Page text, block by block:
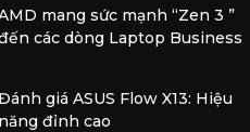
mang sức mạnh “Zen 3 ”
các dòng Laptop Business
giá ASUS Flow X13: Hiệu
năng đỉnh cao